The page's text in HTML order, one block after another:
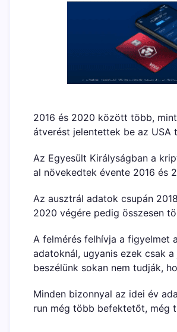
2016 és 2020 között több,
átverést jelentettek be az USA
Az Egyesült Királyságban a
al növekedtek évente 2016 és
Az ausztrál adatok csupán
2020 végére pedig összesen
A felmérés felhívja a figyelmet
adatoknál, ugyanis ezek csak
beszélünk sokan nem tudják,
Minden bizonnyal az idei év
run még több befektetőt, még